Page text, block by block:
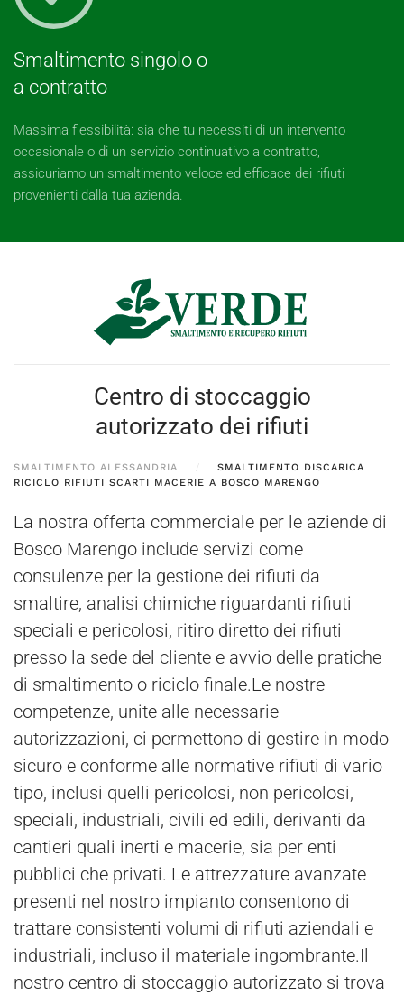
Smaltimento singolo o
a contratto
Massima flessibilità: sia che tu necessiti di un intervento
occasionale o di un servizio continuativo a contratto,
assicuriamo un smaltimento veloce ed efficace dei rifiuti
provenienti dalla tua azienda.
Centro di stoccaggio
autorizzato dei rifiuti
SMALTIMENTO ALESSANDRIA
SMALTIMENTO DISCARICA
RICICLO RIFIUTI SCARTI MACERIE A BOSCO MARENGO
La nostra offerta commerciale per le aziende di
Bosco Marengo include servizi come
consulenze per la gestione dei rifiuti da
smaltire, analisi chimiche riguardanti rifiuti
speciali e pericolosi, ritiro diretto dei rifiuti
presso la sede del cliente e avvio delle pratiche
di smaltimento o riciclo finale.Le nostre
competenze, unite alle necessarie
autorizzazioni, ci permettono di gestire in modo
sicuro e conforme alle normative rifiuti di vario
tipo, inclusi quelli pericolosi, non pericolosi,
speciali, industriali, civili ed edili, derivanti da
cantieri quali inerti e macerie, sia per enti
pubblici che privati. Le attrezzature avanzate
presenti nel nostro impianto consentono di
trattare consistenti volumi di rifiuti aziendali e
industriali, incluso il materiale ingombrante.Il
nostro centro di stoccaggio autorizzato si trova